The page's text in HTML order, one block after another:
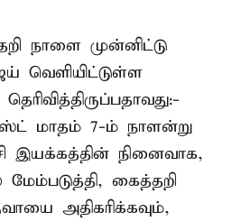
நாளை முன்னிட்டு
வெளியிட்டுள்ள
மாதம் 7-ம் நாளன்று
இயக்கத்தின் நினைவாக,
கைத்தறி
அதிகரிக்கவும்,